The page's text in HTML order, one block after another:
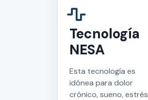
Tecnología
NESA
Esta tecnología es
idónea para dolor
crónico, sueno, estrés